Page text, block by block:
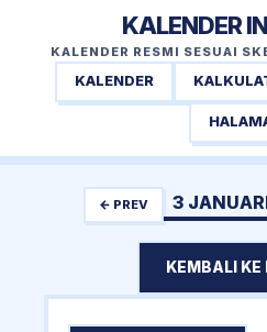
KALENDER
KALENDER RESMI SESUAI
KALENDER
← PREV 3
KEMBALI KE